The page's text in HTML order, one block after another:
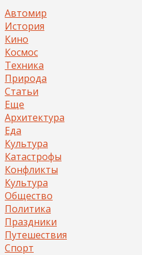
Автомир
История
Кино
Космос
Техника
Природа
Статьи
Еще
Архитектура
Еда
Культура
Катастрофы
Конфликты
Культура
Общество
Политика
Праздники
Путешествия
Спорт